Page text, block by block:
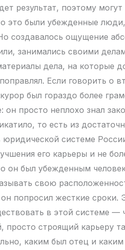
результат, поэтому
это были убежденные
создавалось ощущение
занимались своими
дела, на которые
Если говорить о
был гораздо более
просто неплохо знал
то есть из
системе
его карьеры и не
он был убежденным
свою
попросил жесткие сроки.
в этой системе —
строящий карьеру
каким был отец и